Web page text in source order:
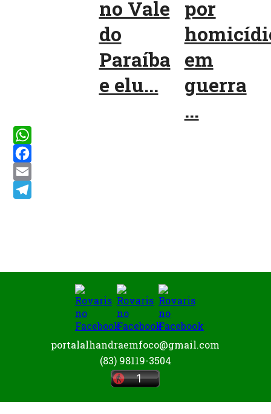
no Vale
do
Paraíba
e elu...
por
em
guerra
...
WhatsApp
Facebook
Email
portalalhandraemfoco@gmail.com
(83) 98119-3504